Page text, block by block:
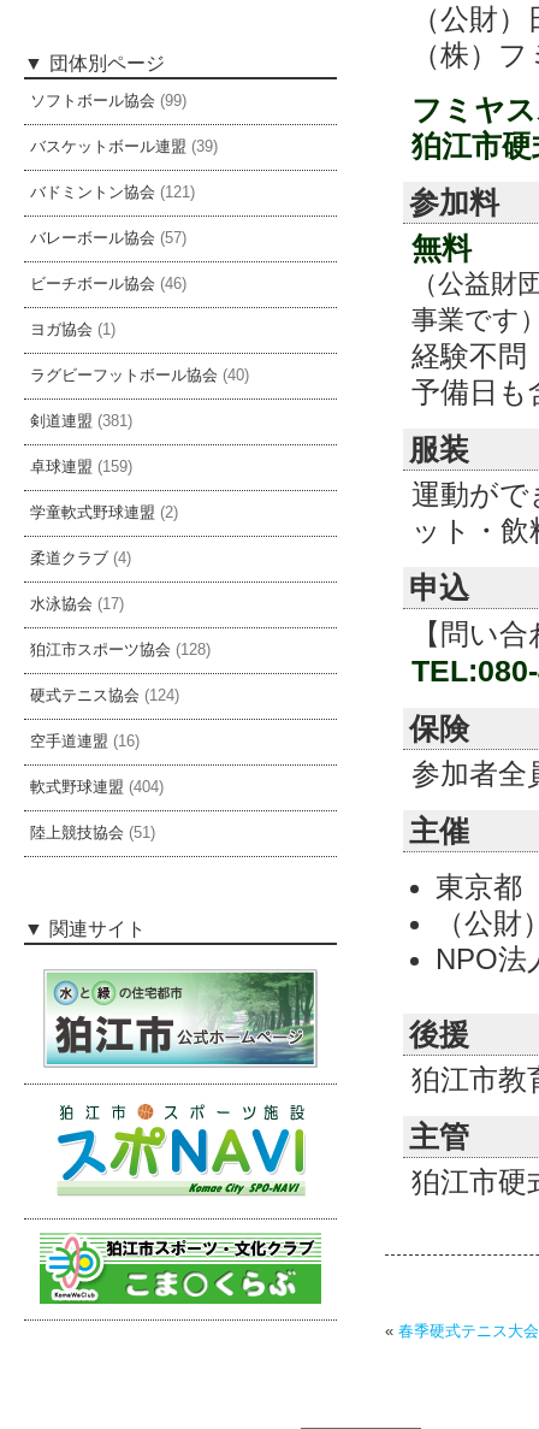
（公財
（株）
フミヤ
狛江市
参加料
無料
（公益
事業です
経験不問
予備日も
服装
運動がで
ット・飲
申込
【問い
保険
参加者全
主催
東京都
（公
NPO法
後援
狛江市教
主管
狛江市硬
« 春季硬式テニス大
団体別ページ
ソフトボール協会 (99)
バスケットボール連盟 (39)
バドミントン協会 (121)
バレーボール協会 (57)
ビーチボール協会 (46)
ヨガ協会 (1)
ラグビーフットボール協会 (40)
剣道連盟 (381)
卓球連盟 (159)
学童軟式野球連盟 (2)
柔道クラブ (4)
水泳協会 (17)
狛江市スポーツ協会 (128)
硬式テニス協会 (124)
空手道連盟 (16)
軟式野球連盟 (404)
陸上競技協会 (51)
関連サイト